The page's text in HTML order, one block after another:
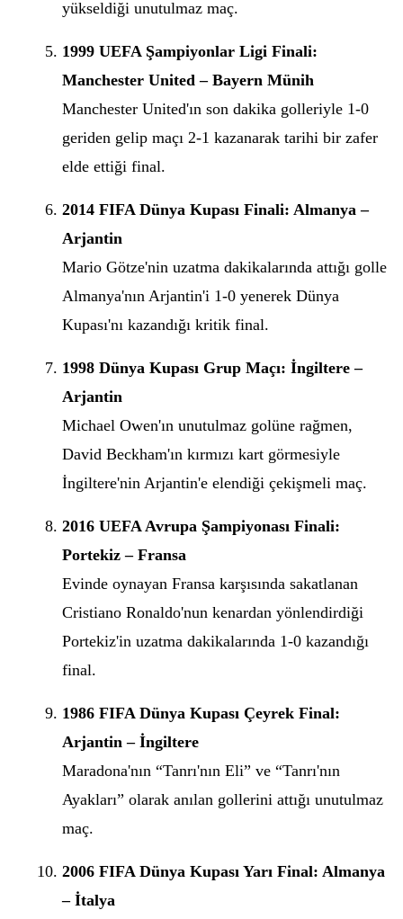
yükseldiği unutulmaz maç.
1999 UEFA Şampiyonlar Ligi Finali:
Manchester United – Bayern Münih
Manchester United'ın son dakika golleriyle 1-0
geriden gelip maçı 2-1 kazanarak tarihi bir zafer
elde ettiği final.
2014 FIFA Dünya Kupası Finali: Almanya –
Arjantin
Mario Götze'nin uzatma dakikalarında attığı golle
Almanya'nın Arjantin'i 1-0 yenerek Dünya
Kupası'nı kazandığı kritik final.
1998 Dünya Kupası Grup Maçı: İngiltere –
Arjantin
Michael Owen'ın unutulmaz golüne rağmen,
David Beckham'ın kırmızı kart görmesiyle
İngiltere'nin Arjantin'e elendiği çekişmeli maç.
2016 UEFA Avrupa Şampiyonası Finali:
Portekiz – Fransa
Evinde oynayan Fransa karşısında sakatlanan
Cristiano Ronaldo'nun kenardan yönlendirdiği
Portekiz'in uzatma dakikalarında 1-0 kazandığı
final.
1986 FIFA Dünya Kupası Çeyrek Final:
Arjantin – İngiltere
Maradona'nın “Tanrı'nın Eli” ve “Tanrı'nın
Ayakları” olarak anılan gollerini attığı unutulmaz
maç.
2006 FIFA Dünya Kupası Yarı Final: Almanya
– İtalya